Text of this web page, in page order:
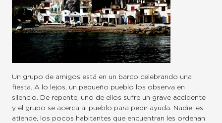
Un grupo de amigos está en un barco celebrando una
fiesta. A lo lejos, un pequeño pueblo los observa en
silencio. De repente, uno de ellos sufre un grave accidente
y el grupo se acerca al pueblo para pedir ayuda. Nadie les
atiende, los pocos habitantes que encuentran les ordenan